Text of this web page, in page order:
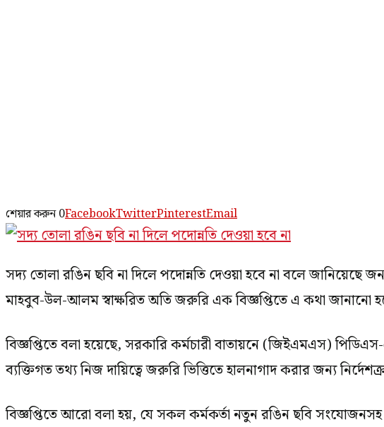
শেয়ার করুন 0FacebookTwitterPinterestEmail
সদ্য তোলা রঙিন ছবি না দিলে পদোন্নতি দেওয়া হবে না বলে জানিয়েছে
মাহবুব-উল-আলম স্বাক্ষরিত অতি জরুরি এক বিজ্ঞপ্তিতে এ কথা জানানো
বিজ্ঞপ্তিতে বলা হয়েছে, সরকারি কর্মচারী বাতায়নে (জিইএমএস)
ব্যক্তিগত তথ্য নিজ দায়িত্বে জরুরি ভিত্তিতে হালনাগাদ করার জন্য
বিজ্ঞপ্তিতে আরো বলা হয়, যে সকল কর্মকর্তা নতুন রঙিন ছবি